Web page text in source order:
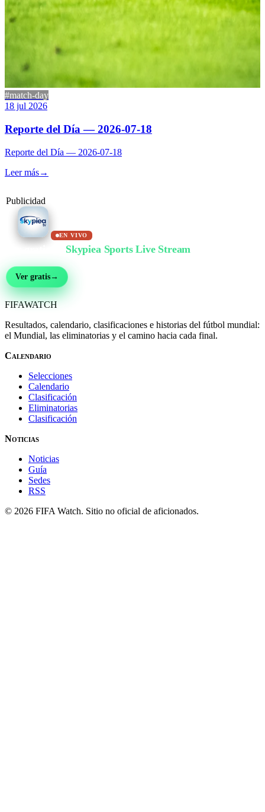
#match-day
18 jul 2026
Reporte del Día — 2026-07-18
Reporte del Día — 2026-07-18
Leer más→
Publicidad
EN VIVO
Skypiea Sports Live Stream
Ver gratis→
FIFAWATCH
Resultados, calendario, clasificaciones e historias del fútbol mundial:
el Mundial, las eliminatorias y el camino hacia cada final.
Calendario
Selecciones
Calendario
Clasificación
Eliminatorias
Clasificación
Noticias
Noticias
Guía
Sedes
RSS
© 2026 FIFA Watch. Sitio no oficial de aficionados.